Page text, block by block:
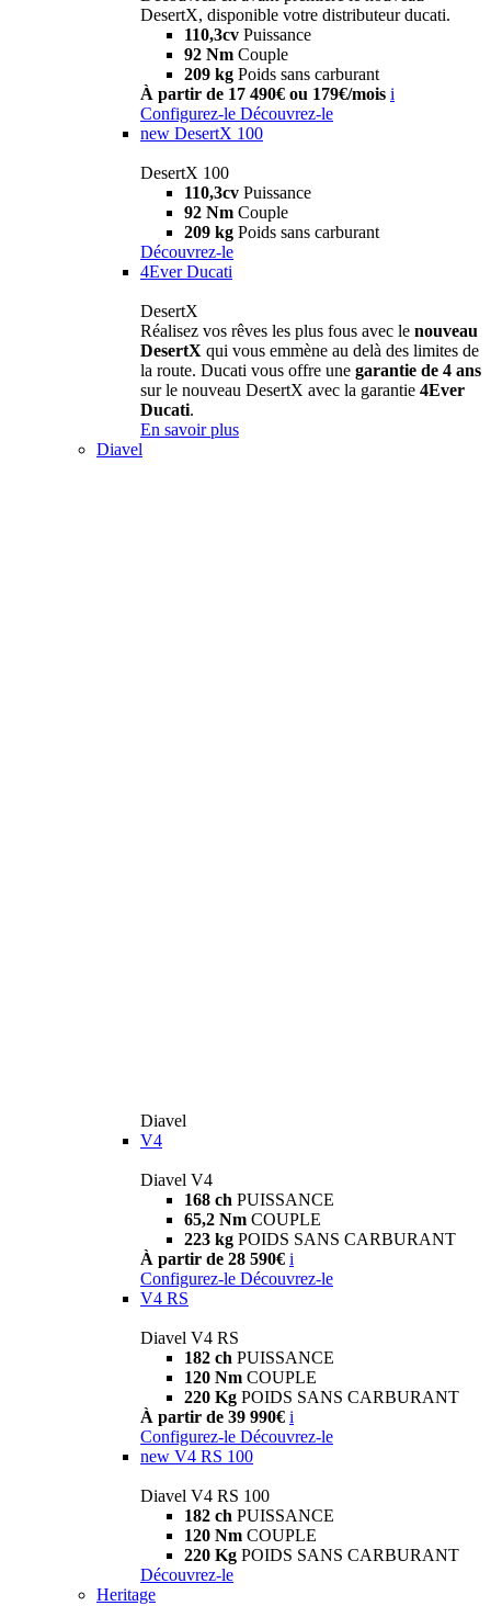
DesertX, disponible votre distributeur ducati.
110,3cv Puissance
92 Nm Couple
209 kg Poids sans carburant
À partir de 17 490€ ou 179€/mois i
Configurez-le Découvrez-le
new DesertX 100
DesertX 100
110,3cv Puissance
92 Nm Couple
209 kg Poids sans carburant
Découvrez-le
4Ever Ducati
DesertX
Réalisez vos rêves les plus fous avec le nouveau
DesertX qui vous emmène au delà des limites de
la route. Ducati vous offre une garantie de 4 ans
sur le nouveau DesertX avec la garantie 4Ever
Ducati.
En savoir plus
Diavel
Diavel
V4
Diavel V4
168 ch PUISSANCE
65,2 Nm COUPLE
223 kg POIDS SANS CARBURANT
À partir de 28 590€ i
Configurez-le Découvrez-le
V4 RS
Diavel V4 RS
182 ch PUISSANCE
120 Nm COUPLE
220 Kg POIDS SANS CARBURANT
À partir de 39 990€ i
Configurez-le Découvrez-le
new V4 RS 100
Diavel V4 RS 100
182 ch PUISSANCE
120 Nm COUPLE
220 Kg POIDS SANS CARBURANT
Découvrez-le
Heritage